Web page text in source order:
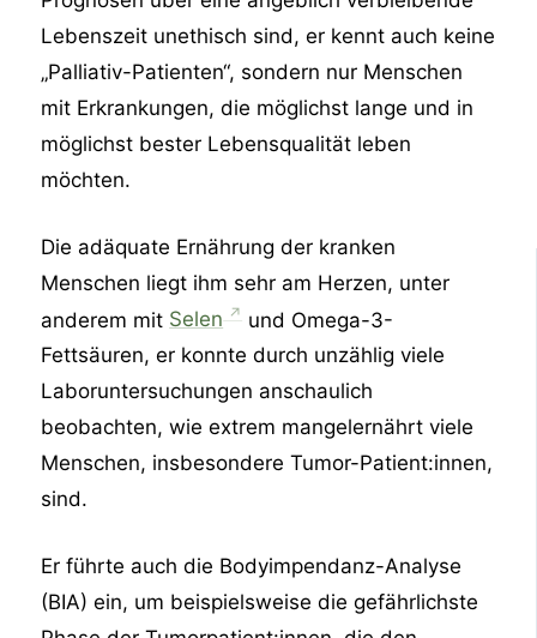
Lebenszeit unethisch sind, er kennt auch keine
„Palliativ-Patienten“, sondern nur Menschen
mit Erkrankungen, die möglichst lange und in
möglichst bester Lebensqualität leben
möchten.
Die adäquate Ernährung der kranken
Menschen liegt ihm sehr am Herzen, unter
anderem mit ⁠Selen
und Omega-3-
Fettsäuren, er konnte durch unzählig viele
Laboruntersuchungen anschaulich
beobachten, wie extrem mangelernährt viele
Menschen, insbesondere Tumor-Patient:innen,
sind.
Er führte auch die Bodyimpendanz-Analyse
(BIA) ein, um beispielsweise die gefährlichste